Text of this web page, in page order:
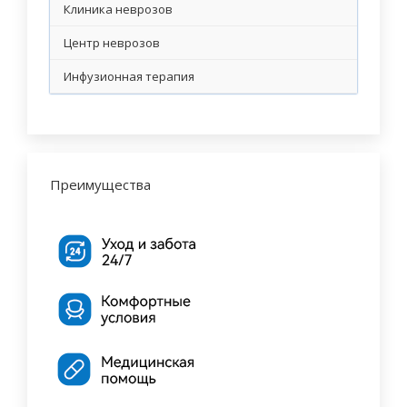
Клиника неврозов
Центр неврозов
Инфузионная терапия
Преимущества